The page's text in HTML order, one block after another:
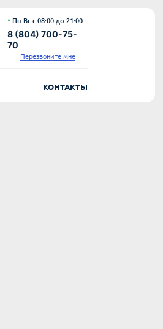
Пн-Вс с 08:00 до 21:00
8 (804) 700-75-
70
Перезвоните мне
КОНТАКТЫ